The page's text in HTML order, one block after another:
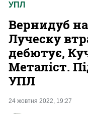
УПЛ
Вернидуб
Луческу
дебютує,
Металіст.
УПЛ
24 жовтня 2022, 19:27